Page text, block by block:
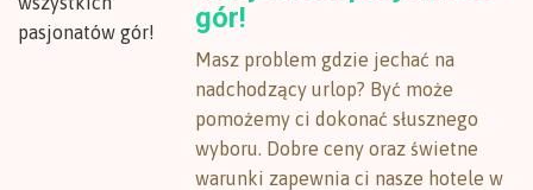
gór!
Masz problem gdzie jechać na
nadchodzący urlop? Być może
pomożemy ci dokonać słusznego
wyboru. Dobre ceny oraz świetne
warunki zapewnia ci nasze hotele w